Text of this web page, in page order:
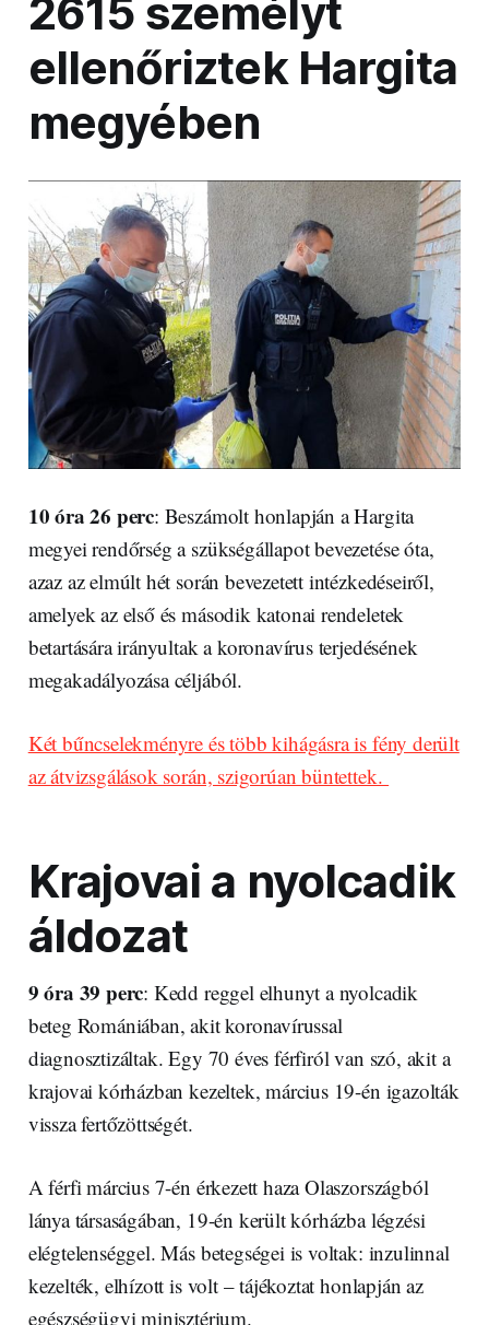
2615 személyt
ellenőriztek Hargita
megyében
10 óra 26 perc: Beszámolt honlapján a Hargita
megyei rendőrség a szükségállapot bevezetése óta,
azaz az elmúlt hét során bevezetett intézkedéseiről,
amelyek az első és második katonai rendeletek
betartására irányultak a koronavírus terjedésének
megakadályozása céljából.
Két bűncselekményre és több kihágásra is fény derült
az átvizsgálások során, szigorúan büntettek.
Krajovai a nyolcadik
áldozat
9 óra 39 perc: Kedd reggel elhunyt a nyolcadik
beteg Romániában, akit koronavírussal
diagnosztizáltak. Egy 70 éves férfiról van szó, akit a
krajovai kórházban kezeltek, március 19-én igazolták
vissza fertőzöttségét.
A férfi március 7-én érkezett haza Olaszországból
lánya társaságában, 19-én került kórházba légzési
elégtelenséggel. Más betegségei is voltak: inzulinnal
kezelték, elhízott is volt – tájékoztat honlapján az
egészségügyi minisztérium.